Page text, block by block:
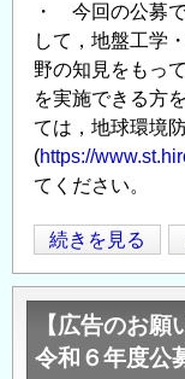
・ 今回の公募
して，地盤工学
野の知見をもっ
を実施できる方
ては，地球環境
(https://
てください。
弘
前
大
学
大
続きを見る
【広告のお
令和６年度公